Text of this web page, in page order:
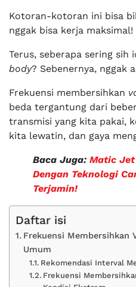
Kotoran-kotoran ini bisa
nggak bisa kerja maksimal!
Terus, seberapa sering sih
body? Sebenernya, nggak
Frekuensi membersihkan
beda tergantung dari
transmisi yang kita pakai,
kita lewatin, dan gaya
Baca Juga: Matic
Dengan Teknologi
Terjamin!
Daftar isi
Frekuensi Membersihkan
Umum
Rekomendasi Interval
Frekuensi